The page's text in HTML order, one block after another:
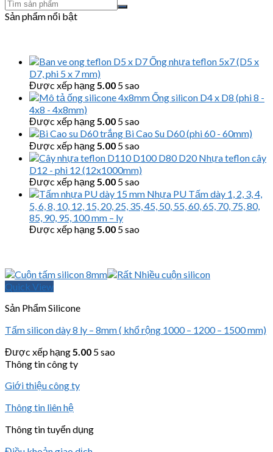
Sản phẩm nổi bật
Ống nhựa teflon 5x7 (D5 x
D7, phi 5 x 7 mm)
Được xếp hạng5.00 5 sao
Ống silicon D4 x D8 (phi 8 -
4x8 - 4x8mm)
Được xếp hạng5.00 5 sao
Bi Cao Su D60 (phi 60 - 60mm)
Được xếp hạng5.00 5 sao
Nhựa teflon cây
D12 - phi 12 (12x1000mm)
Được xếp hạng5.00 5 sao
Nhựa PU Tấm dày 1, 2, 3, 4,
5, 6, 8, 10, 12, 15, 20, 25, 35, 45, 50, 55, 60, 65, 70, 75, 80,
85, 90, 95, 100 mm – ly
Được xếp hạng5.00 5 sao
Quick View
Sản Phẩm Silicone
Tấm silicon dày 8 ly – 8mm ( khổ rộng 1000 – 1200 – 1500 mm)
Được xếp hạng5.00 5 sao
Thông tin công ty
Giới thiệu công ty
Thông tin liên hệ
Thông tin tuyển dụng